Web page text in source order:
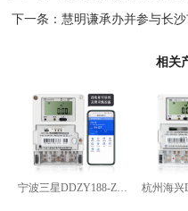
下一条：慧明谦承办并参与长
相关
宁波三星DDZY188-Z型4G通讯智能
杭州海兴